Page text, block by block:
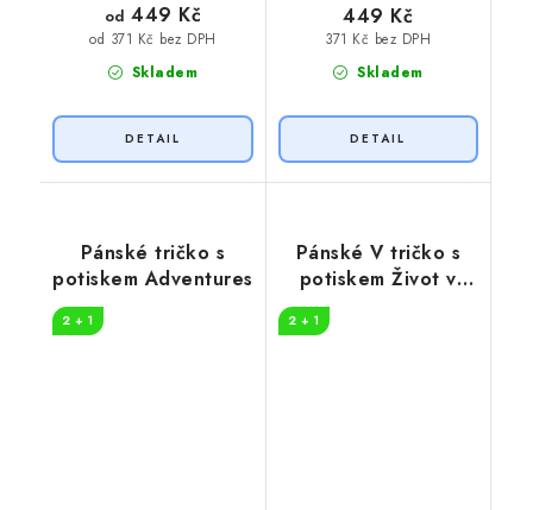
Skladem
od 371 Kč bez DPH
od 449 Kč
Skladem
371 Kč bez DPH
449 Kč
Pánské tričko s
potiskem Adventures
2 + 1
Pánské V tričko s
potiskem Život v
2 + 1